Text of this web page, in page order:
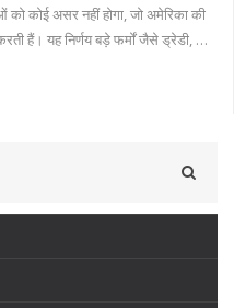
को कोई असर नहीं होगा, जो अमेरिका की
हैं। यह निर्णय बड़े फर्मों जैसे ड्रेडी, सन